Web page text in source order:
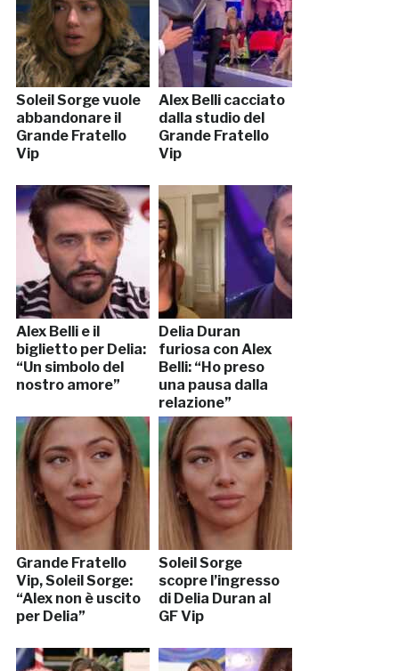
Soleil Sorge vuole
abbandonare il
Grande Fratello
Vip
Alex Belli cacciato
dalla studio del
Grande Fratello
Vip
Alex Belli e il
biglietto per Delia:
“Un simbolo del
nostro amore”
Delia Duran
furiosa con Alex
Belli: “Ho preso
una pausa dalla
relazione”
Grande Fratello
Vip, Soleil Sorge:
“Alex non è uscito
per Delia”
Soleil Sorge
scopre l’ingresso
di Delia Duran al
GF Vip